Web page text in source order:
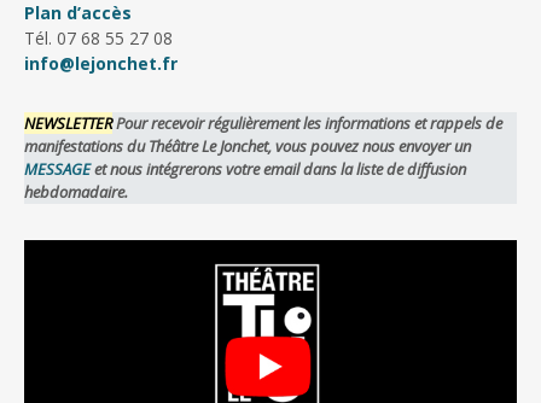
Plan d’accès
Tél. 07 68 55 27 08
info@lejonchet.fr
NEWSLETTERPour recevoir régulièrement les informations et rappels de
manifestations du Théâtre Le Jonchet, vous pouvez nous envoyer un
MESSAGEet nous intégrerons votre email dans la liste de diffusion
hebdomadaire.